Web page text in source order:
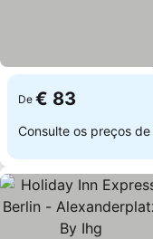
De € 83
Consulte os preços de